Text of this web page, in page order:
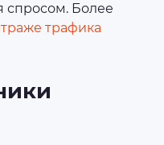
спросом. Более
трафика